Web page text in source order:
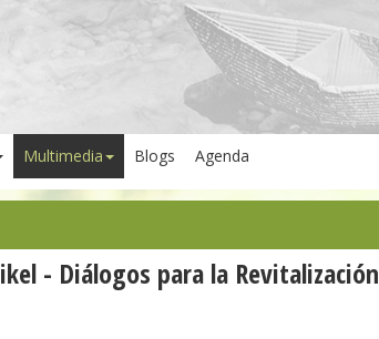
Multimedia Blogs Agenda
- Diálogos para la Revitalización